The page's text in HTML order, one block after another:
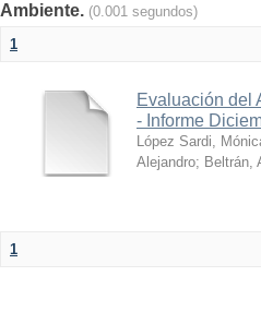
Ambiente. (0.001 segundos)
1
Evaluación del
- Informe
López Sardi,
Alejandro; Beltrán,
1